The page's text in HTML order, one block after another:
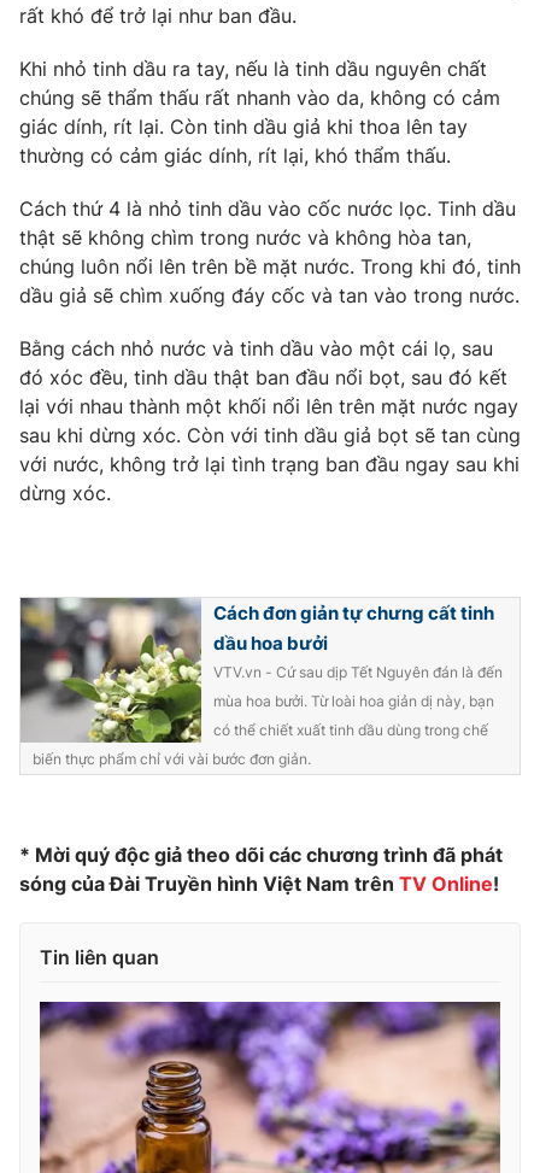
Chuyên mục khác
Emagazine Podcast
Photo Infographic
Video Shorts video
VTV Money VTV Thể thao
VTV Sức khoẻ Bất động sản
Thị trường 24h Tấm lòng Việt
VTV4 Vươn mình bằng AI
Liên hệ tòa soạn English
THỜI BÁO VTV
Theo dõi báo trên
Cơ quan báo chí:
Giấy phép hoạt động báo in và báo điện tử số 483/GP-BTTTT
cấp ngày 29/12/2023
Tổng Biên tập:Vũ Thanh Thủy
Phó Tổng Biên tập:Nguyễn Thị Mỹ Hạnh, Phạm Quốc Thắng,
Nguyễn Trọng Ninh
Tổng đài VTV:024.38 355 931 - 024.38 355 932
rất khó để trở lại như ban đầu.
Khi nhỏ tinh dầu ra tay, nếu là tinh dầu nguyên chất
chúng sẽ thẩm thấu rất nhanh vào da, không có cảm
giác dính, rít lại. Còn tinh dầu giả khi thoa lên tay
thường có cảm giác dính, rít lại, khó thẩm thấu.
Cách thứ 4 là nhỏ tinh dầu vào cốc nước lọc. Tinh dầu
thật sẽ không chìm trong nước và không hòa tan,
chúng luôn nổi lên trên bề mặt nước. Trong khi đó, tinh
dầu giả sẽ chìm xuống đáy cốc và tan vào trong nước.
Bằng cách nhỏ nước và tinh dầu vào một cái lọ, sau
đó xóc đều, tinh dầu thật ban đầu nổi bọt, sau đó kết
lại với nhau thành một khối nổi lên trên mặt nước ngay
sau khi dừng xóc. Còn với tinh dầu giả bọt sẽ tan cùng
với nước, không trở lại tình trạng ban đầu ngay sau khi
dừng xóc.
Cách đơn giản tự chưng cất tinh
dầu hoa bưởi
VTV.vn - Cứ sau dịp Tết Nguyên đán là đến
mùa hoa bưởi. Từ loài hoa giản dị này, bạn
có thể chiết xuất tinh dầu dùng trong chế
biến thực phẩm chỉ với vài bước đơn giản.
* Mời quý độc giả theo dõi các chương trình đã phát
sóng của Đài Truyền hình Việt Nam trên TV Online!
Tin liên quan